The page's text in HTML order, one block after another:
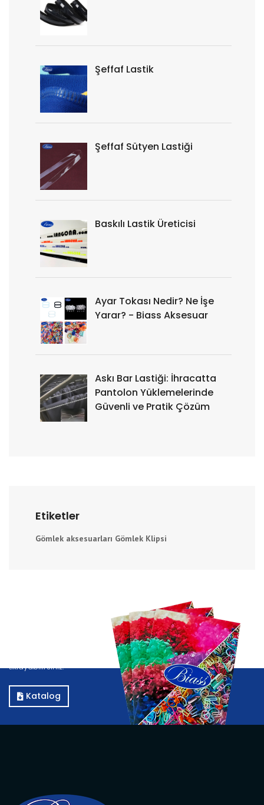
Şeffaf Lastik
Şeffaf Sütyen Lastiği
Baskılı Lastik Üreticisi
Ayar Tokası Nedir? Ne İşe
Yarar? - Biass Aksesuar
Askı Bar Lastiği: İhracatta
Pantolon Yüklemelerinde
Güvenli ve Pratik Çözüm
Etiketler
Gömlek aksesuarları Gömlek Klipsi
Kataloğumuzu görüntülemek için E-Katalog butonuna
tıklayabilirsiniz.
Katalog